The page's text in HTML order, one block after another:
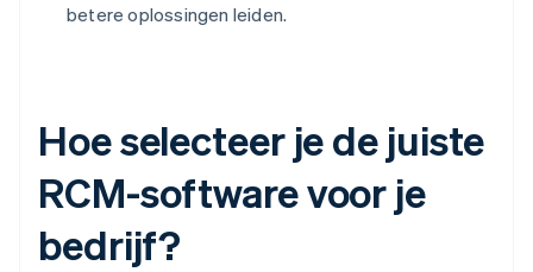
betere oplossingen leiden.
Hoe selecteer je de juiste
RCM-software voor je
bedrijf?